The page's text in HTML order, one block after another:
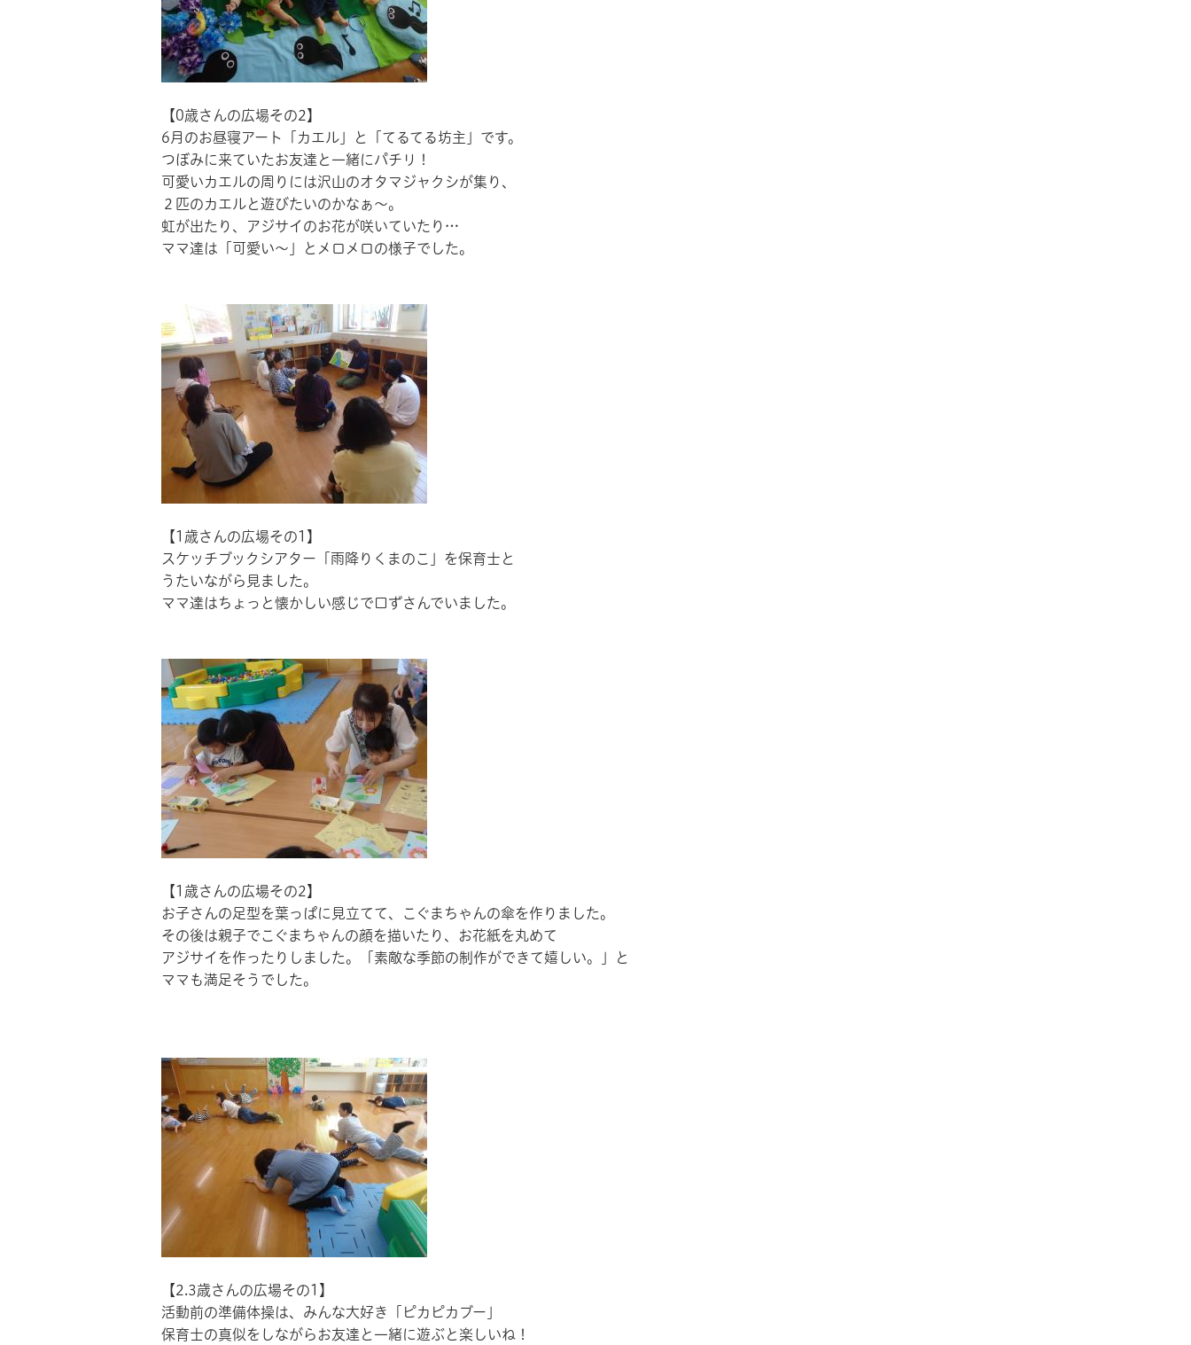
【0歳さんの広場その2】
6月のお昼寝アート「カエル」と「てるてる坊主」です。
つぼみに来ていたお友達と一緒にパチリ！
可愛いカエルの周りには沢山のオタマジャクシが集り、
２匹のカエルと遊びたいのかなぁ～。
虹が出たり、アジサイのお花が咲いていたり…
ママ達は「可愛い～」とメロメロの様子でした。
【1歳さんの広場その1】
スケッチブックシアター「雨降りくまのこ」を保育士と
うたいながら見ました。
ママ達はちょっと懐かしい感じで口ずさんでいました。
【1歳さんの広場その2】
お子さんの足型を葉っぱに見立てて、こぐまちゃんの傘を作りました。
その後は親子でこぐまちゃんの顔を描いたり、お花紙を丸めて
アジサイを作ったりしました。「素敵な季節の制作ができて嬉しい。」と
ママも満足そうでした。
【2.3歳さんの広場その1】
活動前の準備体操は、みんな大好き「ピカピカブー」
保育士の真似をしながらお友達と一緒に遊ぶと楽しいね！